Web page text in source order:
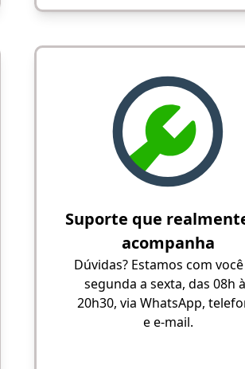
Suporte que
acompanha
Dúvidas? Estamos com
segunda a sexta, das 08h
20h30, via WhatsApp,
e e-mail.